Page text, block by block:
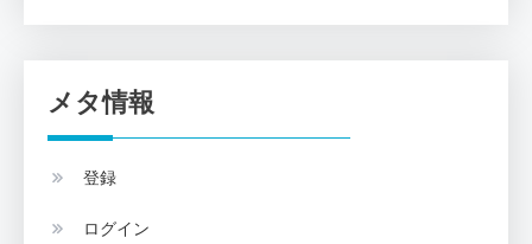
メタ情報
登録
ログイン